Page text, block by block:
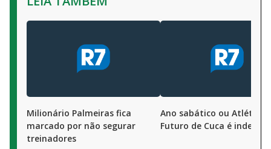
Milionário Palmeiras fica
marcado por não segurar
treinadores
Ano sabático ou Atlético-
Futuro de Cuca é